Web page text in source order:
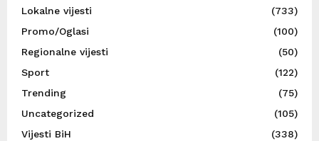
Lokalne vijesti
(733)
Promo/Oglasi
(100)
Regionalne vijesti
(50)
Sport
(122)
Trending
(75)
Uncategorized
(105)
Vijesti BiH
(338)